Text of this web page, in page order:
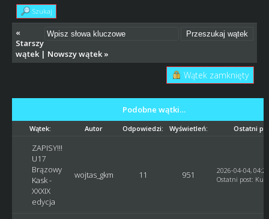
Szukaj
«
Starszy
wątek| Nowszy wątek»
Wątek zamknięty
Podobne wątki…
Wątek: Autor Odpowiedzi: Wyświetleń: Ostatni
ZAPISY!!!
U17
Brązowy
Kask -
XXXIX
edycja
wojtas_gkm 11 951
2026-04-04,
Ostatni post: Kusy